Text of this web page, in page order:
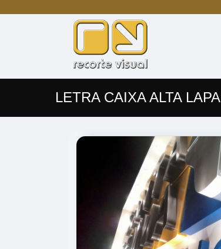
LETRA CAIXA ALTA LAPA